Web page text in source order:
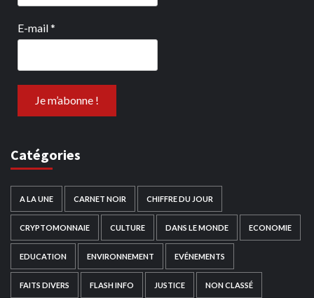
E-mail*
Catégories
A LA UNE CARNET NOIR CHIFFRE DU JOUR
CRYPTOMONNAIE CULTURE DANS LE MONDE ECONOMIE
EDUCATION ENVIRONNEMENT EVÉNEMENTS
FAITS DIVERS FLASH INFO JUSTICE NON CLASSÉ